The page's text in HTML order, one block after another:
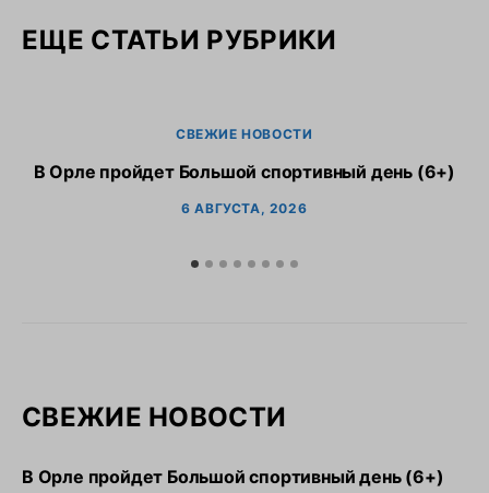
ЕЩЕ СТАТЬИ РУБРИКИ
СВЕЖИЕ НОВОСТИ
В Орле пройдет Большой спортивный день (6+)
6 АВГУСТА, 2026
СВЕЖИЕ НОВОСТИ
В Орле пройдет Большой спортивный день (6+)